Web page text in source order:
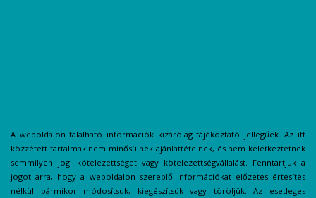
A weboldalon található információk kizárólag tájékoztató jellegűek. Az itt
közzétett tartalmak nem minősülnek ajánlattételnek, és nem keletkeztetnek
semmilyen jogi kötelezettséget vagy kötelezettségvállalást. Fenntartjuk a
jogot arra, hogy a weboldalon szereplő információkat előzetes értesítés
nélkül bármikor módosítsuk, kiegészítsük vagy töröljük. Az esetleges